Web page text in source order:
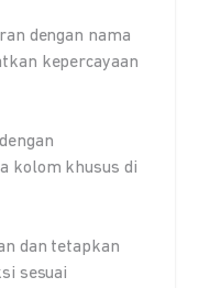
dengan nama
kepercayaan
kolom khusus di
dan tetapkan
sesuai